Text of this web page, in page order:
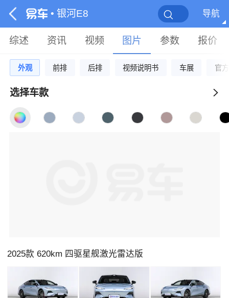
• 银河E8 导航
综述 资讯 视频 图片 参数 报价
外观 前排 后排 视频说明书 车展 官方
选择车款
2025款 620km 四驱星舰激光雷达版